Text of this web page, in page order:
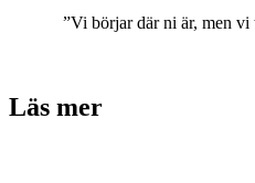
”Vi börjar där ni är, men vi
Läs mer